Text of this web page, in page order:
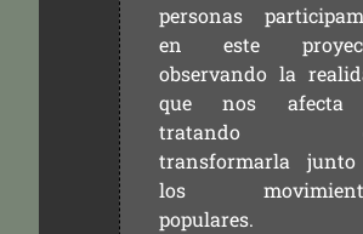
personas
en este
observando la
que nos
tratando
transformarla
los
populares.